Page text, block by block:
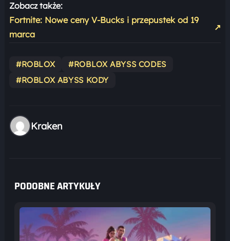
Zobacz także:
Fortnite: Nowe ceny V-Bucks i przepustek od 19
marca
↗
#ROBLOX
#ROBLOX ABYSS CODES
#ROBLOX ABYSS KODY
Kraken
PODOBNE ARTYKUŁY